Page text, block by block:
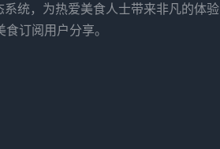
统，为热爱美食人士带来非凡的体验
订阅用户分享。